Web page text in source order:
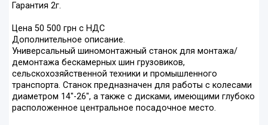
Гарантия 2г.
Цена 50 500 грн с НДС
Дополнительное описание.
Универсальный шиномонтажный станок для монтажа/
демонтажа бескамерных шин грузовиков,
сельскохозяйственной техники и промышленного
транспорта. Станок предназначен для работы с колесами
диаметром 14"-26", а также с дисками, имеющими глубоко
расположенное центральное посадочное место.